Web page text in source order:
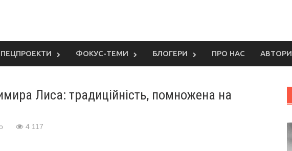
ФОКУС-ТЕМИ БЛОГЕРИ ПРО НАС АВТОРИ
Лиса: традиційність, помножена на
4 117